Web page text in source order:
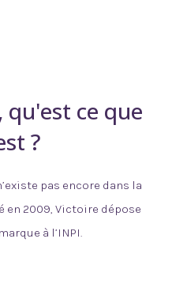
qu'est ce que
?
pas encore dans la
en 2009, Victoire dépose
à l’INPI.